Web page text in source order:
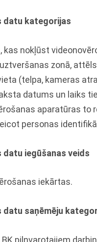
datu kategorijas
kas nokļūst
zonā,
(telpa, kameras
datums un laiks
aparatūras to
personas
datu iegūšanas veids
iekārtas.
datu saņēmēju
pilnvarotajiem